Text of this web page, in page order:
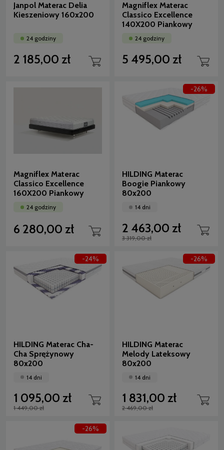
Janpol Materac Delia
Kieszeniowy 160x200
24 godziny
2 185,00 zł
Magniflex Materac
Classico Excellence
140X200 Piankowy
24 godziny
5 495,00 zł
Magniflex Materac
Classico Excellence
160X200 Piankowy
24 godziny
6 280,00 zł
HILDING Materac
Boogie Piankowy
80x200
14 dni
2 463,00 zł
3 319,00 zł
-26%
HILDING Materac Cha-
Cha Sprężynowy
80x200
14 dni
1 095,00 zł
1 449,00 zł
-24%
HILDING Materac
Melody Lateksowy
80x200
14 dni
1 831,00 zł
2 469,00 zł
-26%
-26%